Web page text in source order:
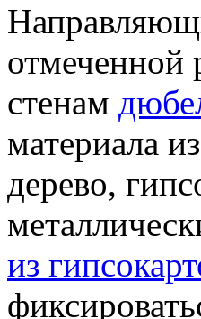
отмеченной
стенам
материала
дерево,
из